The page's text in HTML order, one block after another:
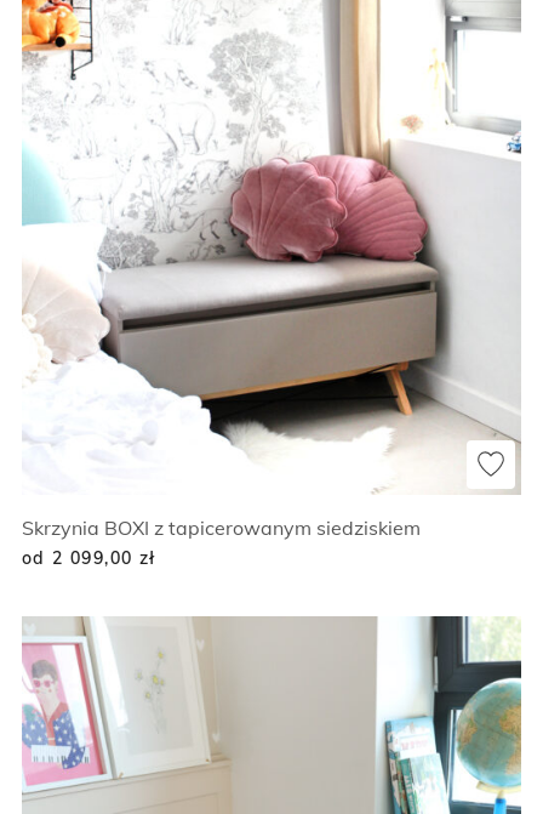
Skrzynia BOXI z tapicerowanym siedziskiem
od 2 099,00 zł